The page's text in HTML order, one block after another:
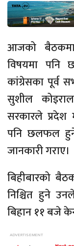
आजको
विषयमा
कांग्रेसका पूर्व
सुशील
सरकारले प्रदेश
पनि छलफल
जानकारी गराए।
बिहीबारको
निश्चित हुने
बिहान ११ बजे